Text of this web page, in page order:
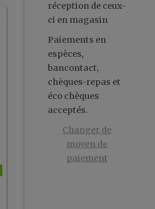
réception de ceux-
ci en magasin
Paiements en
espèces,
bancontact,
chèques-repas et
éco chèques
acceptés.
Changer de
moyen de
paiement